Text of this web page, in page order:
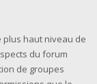
plus haut niveau de
du forum
de groupes